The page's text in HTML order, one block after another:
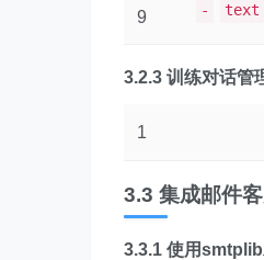
9
-
text
3.2.3 训练对话管
1
3.3 集成邮件
3.3.1 使用